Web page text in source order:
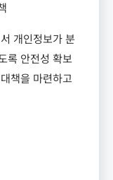
개인정보가 분
록 안전성 확보
책을 마련하고